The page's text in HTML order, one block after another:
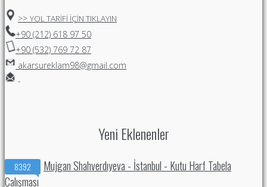
>> YOL TARİFİ İÇİN TIKLAYIN
+90 (212) 618 97 50
+90 (532) 769 72 87
akarsureklam98@gmail.com
-
Yeni Eklenenler
8392
Mujgan Shahverdıyeva - İstanbul - Kutu Harf Tabela
Çalışması